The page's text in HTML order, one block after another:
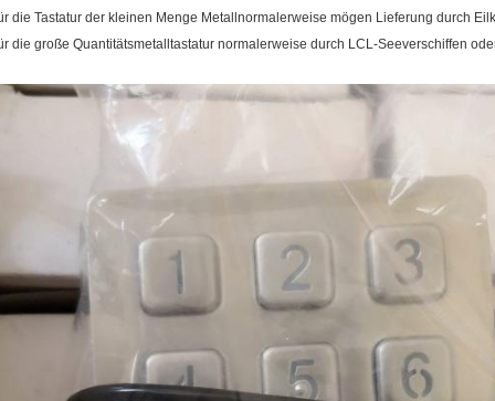
die Tastatur der kleinen Menge Metallnormalerweise mögen Lieferung durch
die große Quantitätsmetalltastatur normalerweise durch LCL-Seeverschiffen